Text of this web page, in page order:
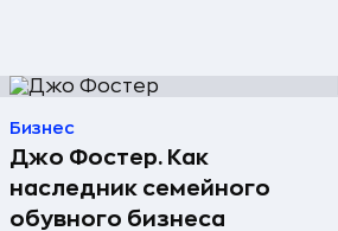
Бизнес
Джо Фостер. Как
наследник семейного
обувного бизнеса